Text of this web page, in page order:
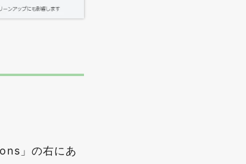
」の右にあ